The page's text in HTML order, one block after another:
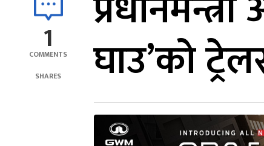
1
COMMENTS
SHARES
घाउ’को